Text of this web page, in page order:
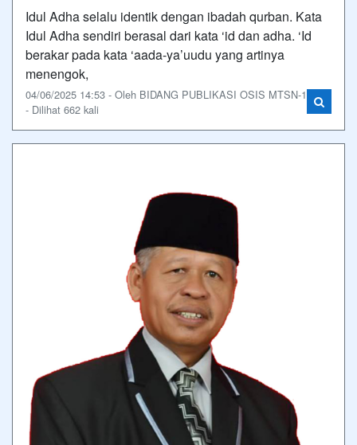
Idul Adha selalu identik dengan ibadah qurban. Kata
Idul Adha sendiri berasal dari kata ‘id dan adha. ‘Id
berakar pada kata ‘aada-ya’uudu yang artinya
menengok,
04/06/2025 14:53 - Oleh BIDANG PUBLIKASI OSIS MTSN-1
- Dilihat 662 kali